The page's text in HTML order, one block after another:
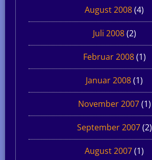
August 2008(4)
Juli 2008(2)
Februar 2008(1)
Januar 2008(1)
November 2007(1)
September 2007(2)
August 2007(1)